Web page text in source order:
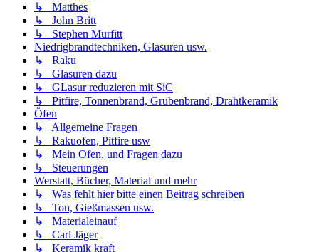
↳ Matthes
↳ John Britt
↳ Stephen Murfitt
Niedrigbrandtechniken, Glasuren usw.
↳ Raku
↳ Glasuren dazu
↳ GLasur reduzieren mit SiC
↳ Pitfire, Tonnenbrand, Grubenbrand, Drahtkeramik
Öfen
↳ Allgemeine Fragen
↳ Rakuofen, Pitfire usw
↳ Mein Ofen, und Fragen dazu
↳ Steuerungen
Werstatt, Bücher, Material und mehr
↳ Was fehlt hier bitte einen Beitrag schreiben
↳ Ton, Gießmassen usw.
↳ Materialeinauf
↳ Carl Jäger
↳ Keramik kraft